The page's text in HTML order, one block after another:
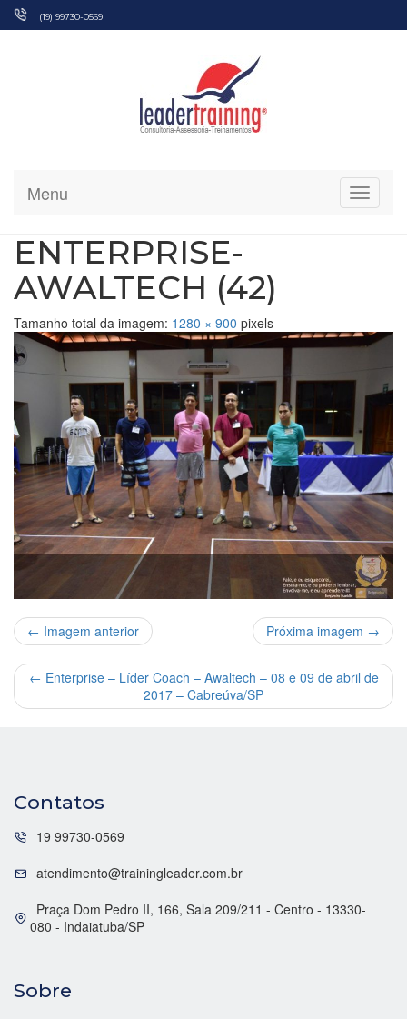
Pular
(19) 99730-0569
Menu
ENTERPRISE-
AWALTECH (42)
Tamanho total da imagem: 1280 × 900 pixels
← Imagem anterior Próxima imagem →
← Enterprise – Líder Coach – Awaltech – 08 e 09 de abril de
2017 – Cabreúva/SP
Contatos
19 99730-0569
atendimento@trainingleader.com.br
Praça Dom Pedro II, 166, Sala 209/211 - Centro - 13330-
080 - Indaiatuba/SP
Sobre